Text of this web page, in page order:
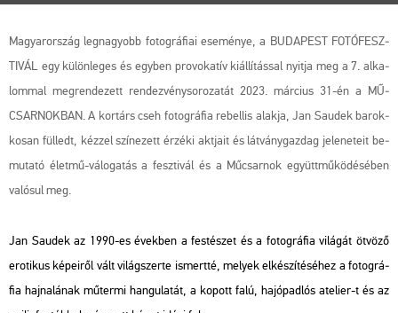
Ma­gyar­or­szág leg­na­gyobb fo­tog­rá­fi­ai ese­mé­nye, a BU­DA­PEST FO­TÓ­FESZ­
TI­VÁL egy kü­lön­le­ges és egy­ben pro­vo­ka­tív ki­ál­lí­tás­sal nyit­ja meg a 7. al­ka­
lom­mal meg­ren­de­zett ren­dez­vény­so­ro­za­tát 2023. már­ci­us 31-én a MŰ­
CSAR­NOK­BAN. A kor­társ cseh fo­tog­rá­fia re­bel­lis alak­ja, Jan Sa­udek ba­rok­
ko­san fül­ledt, kéz­zel szí­ne­zett ér­zé­ki akt­ja­it és lát­vány­gaz­dag je­le­ne­te­it be­
mu­ta­tó élet­mű-vá­lo­ga­tás a fesz­ti­vál és a Mű­csar­nok együtt­mű­kö­dé­sé­ben
va­ló­sul meg.
Jan Sa­udek az 1990-es évek­ben a fes­té­szet és a fo­tog­rá­fia vi­lá­gát öt­vö­ző
ero­ti­kus ké­pe­i­ről vált vi­lág­szer­te is­mert­té, me­lyek el­ké­szí­té­sé­hez a fo­tog­rá­
fia haj­na­lá­nak mű­ter­mi han­gu­la­tát, a ko­pott falú, ha­jó­pad­lós ate­li­er-t és az